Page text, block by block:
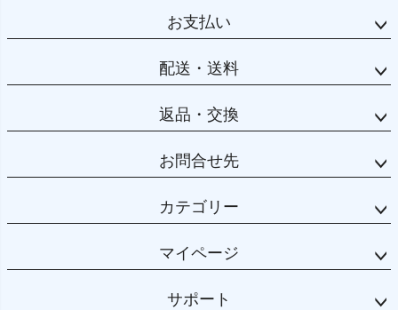
お支払い
配送・送料
返品・交換
お問合せ先
カテゴリー
マイページ
サポート